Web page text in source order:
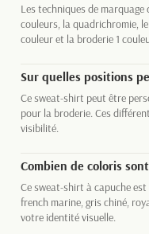
Les techniques de
couleurs, la quadrichromie,
couleur et la broderie 1
Sur quelles positions
Ce sweat-shirt peut être
pour la broderie. Ces
visibilité.
Combien de coloris
Ce sweat-shirt à capuche
french marine, gris chiné,
votre identité visuelle.